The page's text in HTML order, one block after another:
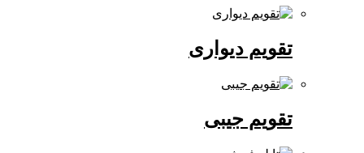
تقویم دیواری
تقویم جیبی